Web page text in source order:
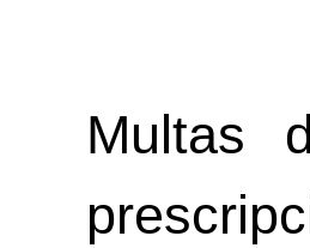
Multas